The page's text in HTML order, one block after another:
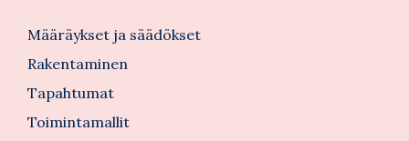
Määräykset ja säädökset
Rakentaminen
Tapahtumat
Toimintamallit